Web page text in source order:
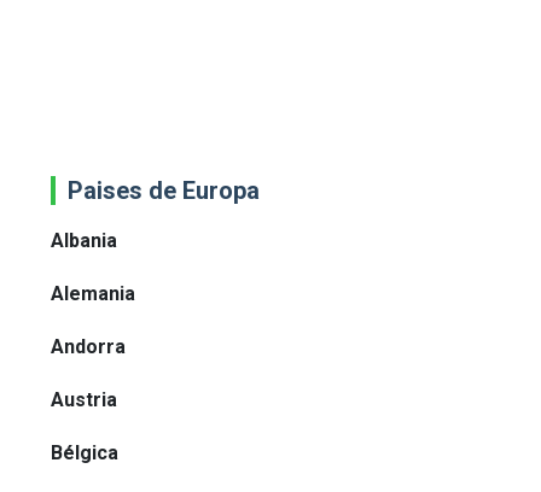
Paises de Europa
Albania
Alemania
Andorra
Austria
Bélgica